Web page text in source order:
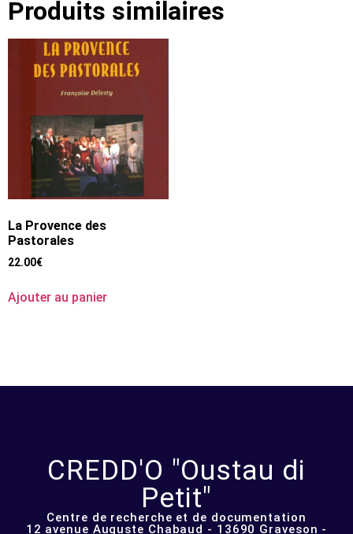
Produits similaires
La Provence des
Pastorales
22.00€
Ajouter au panier
CREDD'O "Oustau di
Petit"
Centre de recherche et de documentation
12 avenue Auguste Chabaud - 13690 Graveson -